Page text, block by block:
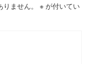
ません。 ※ が付いてい